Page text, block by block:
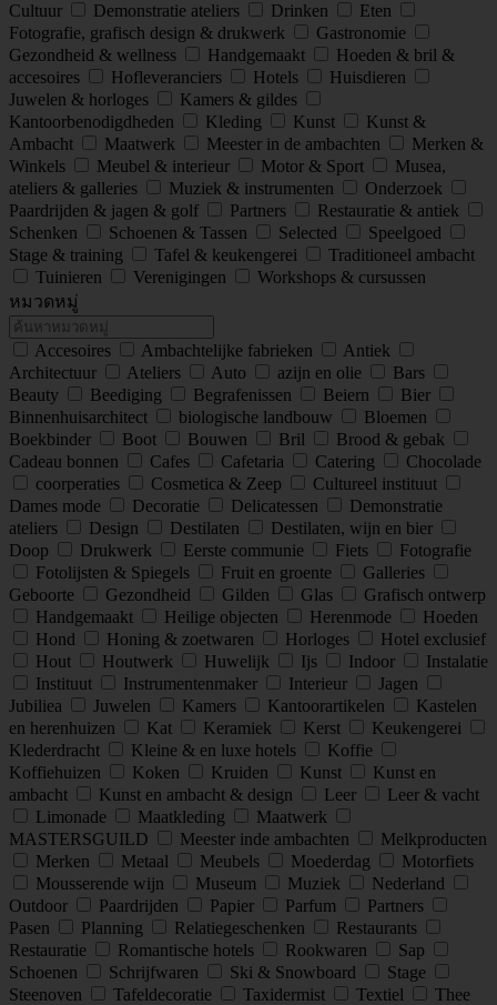
Cultuur
Demonstratie ateliers Drinken
Eten
Fotografie, grafisch design & drukwerk
Gastronomie
Gezondheid & wellness
Handgemaakt
Hoeden & bril &
accesoires
Hofleveranciers Hotels
Huisdieren
Juwelen & horloges
Kamers & gildes
Kantoorbenodigdheden
Kleding Kunst
Kunst &
Ambacht
Maatwerk Meester in de ambachten
Merken &
Winkels
Meubel & interieur Motor & Sport
Musea,
ateliers & galleries
Muziek & instrumenten
Onderzoek
Paardrijden & jagen & golf
Partners
Restauratie & antiek
Schenken
Schoenen & Tassen Selected
Speelgoed
Stage & training
Tafel & keukengerei
Traditioneel ambacht
Tuinieren
Verenigingen
Workshops & cursussen
หมวดหมู่
Accesoires Ambachtelijke fabrieken
Antiek
Architectuur
Ateliers Auto azijn en olie
Bars
Beauty
Beediging Begrafenissen Beiern
Bier
Binnenhuisarchitect
biologische landbouw
Bloemen
Boekbinder
Boot Bouwen Bril
Brood & gebak
Cadeau bonnen
Cafes Cafetaria Catering
Chocolade
coorperaties
Cosmetica & Zeep
Cultureel instituut
Dames mode
Decoratie Delicatessen
Demonstratie
ateliers
Design Destilaten
Destilaten, wijn en bier
Doop
Drukwerk Eerste communie Fiets
Fotografie
Fotolijsten & Spiegels
Fruit en groente
Galleries
Geboorte
Gezondheid Gilden Glas
Grafisch ontwerp
Handgemaakt
Heilige objecten Herenmode
Hoeden
Hond
Honing & zoetwaren Horloges
Hotel exclusief
Hout
Houtwerk Huwelijk Ijs Indoor
Instalatie
Instituut
Instrumentenmaker Interieur
Jagen
Jubiliea
Juwelen Kamers Kantoorartikelen
Kastelen
en herenhuizen
Kat Keramiek Kerst
Keukengerei
Klederdracht
Kleine & en luxe hotels
Koffie
Koffiehuizen
Koken Kruiden Kunst
Kunst en
ambacht
Kunst en ambacht & design Leer
Leer & vacht
Limonade
Maatkleding
Maatwerk
MASTERSGUILD
Meester inde ambachten
Melkproducten
Merken
Metaal Meubels Moederdag
Motorfiets
Mousserende wijn
Museum Muziek
Nederland
Outdoor
Paardrijden Papier Parfum
Partners
Pasen
Planning Relatiegeschenken
Restaurants
Restauratie
Romantische hotels Rookwaren
Sap
Schoenen
Schrijfwaren Ski & Snowboard
Stage
Steenoven
Tafeldecoratie Taxidermist Textiel Thee